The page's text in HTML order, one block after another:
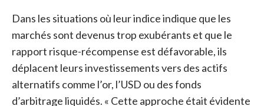
Dans les situations où leur indice indique que les
marchés sont devenus trop exubérants et que le
rapport risque-récompense est défavorable, ils
déplacent leurs investissements vers des actifs
alternatifs comme l’or, l’USD ou des fonds
d’arbitrage liquidés. « Cette approche était évidente